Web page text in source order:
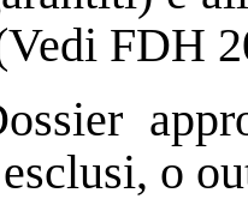
FDH
o